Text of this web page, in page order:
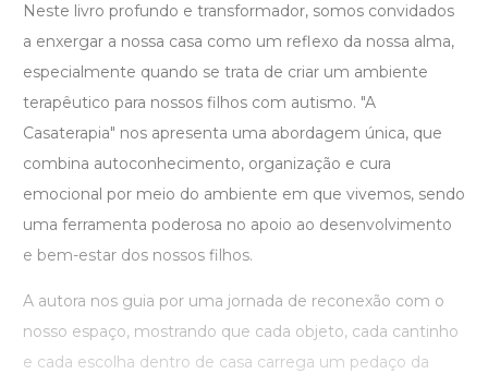
Neste livro profundo e transformador, somos convidados
a enxergar a nossa casa como um reflexo da nossa alma,
especialmente quando se trata de criar um ambiente
terapêutico para nossos filhos com autismo. "A
Casaterapia" nos apresenta uma abordagem única, que
combina autoconhecimento, organização e cura
emocional por meio do ambiente em que vivemos, sendo
uma ferramenta poderosa no apoio ao desenvolvimento
e bem-estar dos nossos filhos.
A autora nos guia por uma jornada de reconexão com o
nosso espaço, mostrando que cada objeto, cada cantinho
e cada escolha dentro de casa carrega um pedaço da